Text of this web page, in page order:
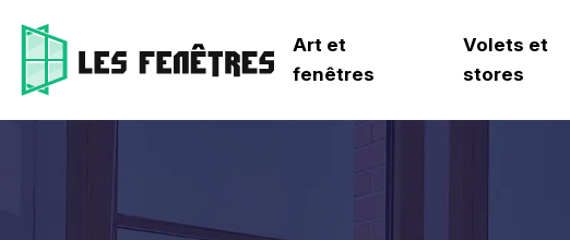
Art et
fenêtres
Volets et
stores